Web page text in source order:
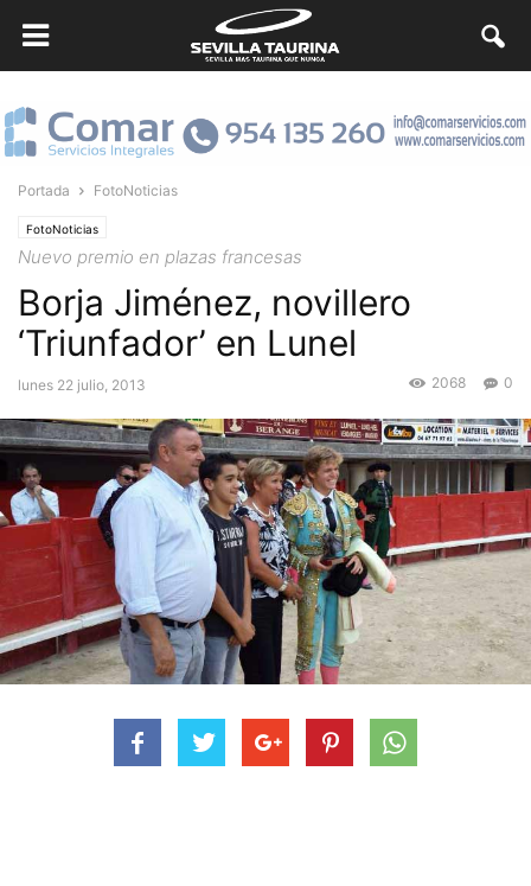
Portada FotoNoticias
FotoNoticias
Nuevo premio en plazas francesas
Borja Jiménez, novillero
‘Triunfador’ en Lunel
lunes 22 julio, 2013 0
2068